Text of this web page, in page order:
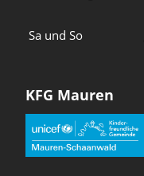
Sa und So
KFG Mauren